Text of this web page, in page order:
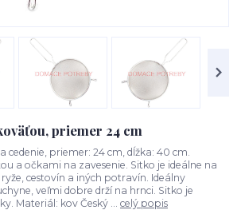
priemer 24 cm
cedenie, priemer: 24 cm, dĺžka: 40 cm.
a očkami na zavesenie. Sitko je ideálne na
cestovín a iných potravín. Ideálny
veľmi dobre drží na hrnci. Sitko je
Materiál: kov Český ... celý popis